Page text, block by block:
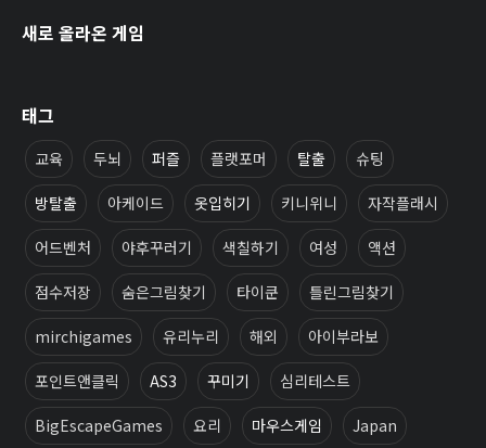
새로 올라온 게임
태그
교육 두뇌 퍼즐 플랫포머 탈출 슈팅
방탈출 아케이드 옷입히기 키니위니 자작플래시
어드벤처 야후꾸러기 색칠하기 여성 액션
점수저장 숨은그림찾기 타이쿤 틀린그림찾기
mirchigames 유리누리 해외 아이부라보
포인트앤클릭 AS3 꾸미기 심리테스트
BigEscapeGames 요리 마우스게임 Japan